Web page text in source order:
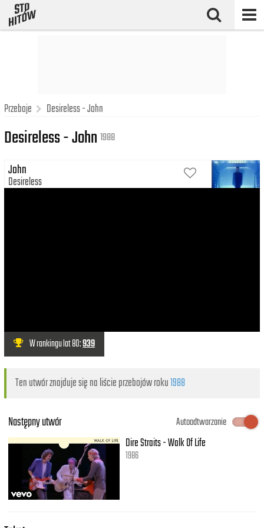
Przeboje Desireless - John
Desireless - John 1988
John
Desireless
W rankingu lat 80:939
Ten utwór znajduje się na liście przebojów roku1988
Następny utwór
Autoodtwarzanie
Dire Straits - Walk Of Life
1986